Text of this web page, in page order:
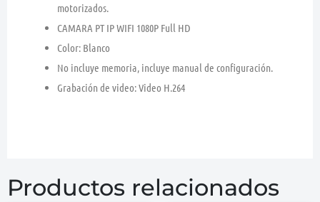
motorizados.
CAMARA PT IP WIFI 1080P Full HD
Color: Blanco
No incluye memoria, incluye manual de configuración.
Grabación de video: Video H.264
Productos relacionados